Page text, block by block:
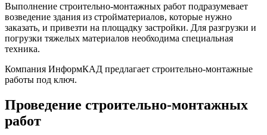
Выполнение строительно-монтажных работ подразумевает
возведение здания из стройматериалов, которые нужно
заказать, и привезти на площадку застройки. Для разгрузки и
погрузки тяжелых материалов необходима специальная
техника.
Компания ИнформКАД предлагает строительно-монтажные
работы под ключ.
Проведение строительно-монтажных
работ